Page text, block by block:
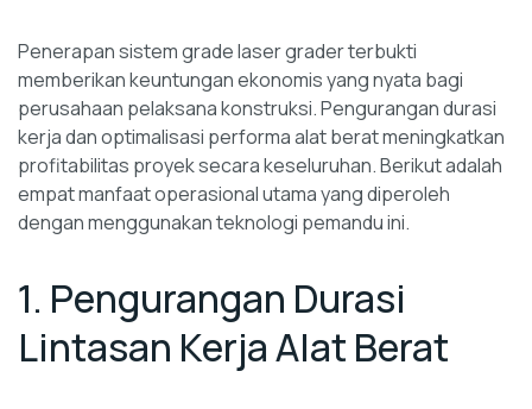
Penerapan sistem grade laser grader terbukti
memberikan keuntungan ekonomis yang nyata bagi
perusahaan pelaksana konstruksi. Pengurangan durasi
kerja dan optimalisasi performa alat berat meningkatkan
profitabilitas proyek secara keseluruhan. Berikut adalah
empat manfaat operasional utama yang diperoleh
dengan menggunakan teknologi pemandu ini.
1. Pengurangan Durasi
Lintasan Kerja Alat Berat